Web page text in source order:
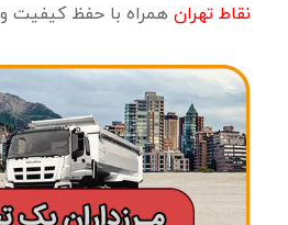
نقاط تهرانهمراه با حفظ کیفیت